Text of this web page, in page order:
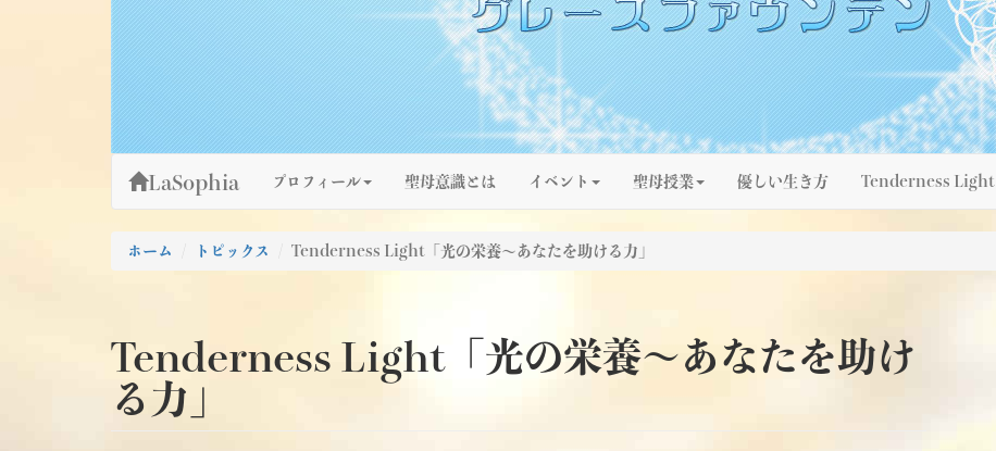
LaSophia プロフィール 聖母意識とは イベント 聖母授業 優しい生き方 Tenderness Light
ホーム トピックス Tenderness Light「光の栄養～あなたを助ける力」
Tenderness Light「光の栄養～あなたを助け
る力」